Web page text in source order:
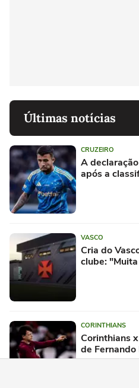
Últimas notícias
CRUZEIRO
A
após a
VASCO
Cria do
clube:
CORINTHIANS
Corinthians
de Fernando